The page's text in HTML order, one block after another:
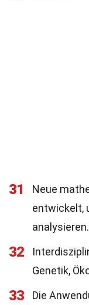
31
Neue
entwickelt,
analysieren.
32
Genetik,
33
Die